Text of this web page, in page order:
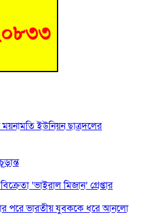
ইউনিয়ন ছাত্রদলের
‘ভাইরাল মিজান’ গ্রেপ্তার
পরে ভারতীয় যুবককে ধরে আনলো